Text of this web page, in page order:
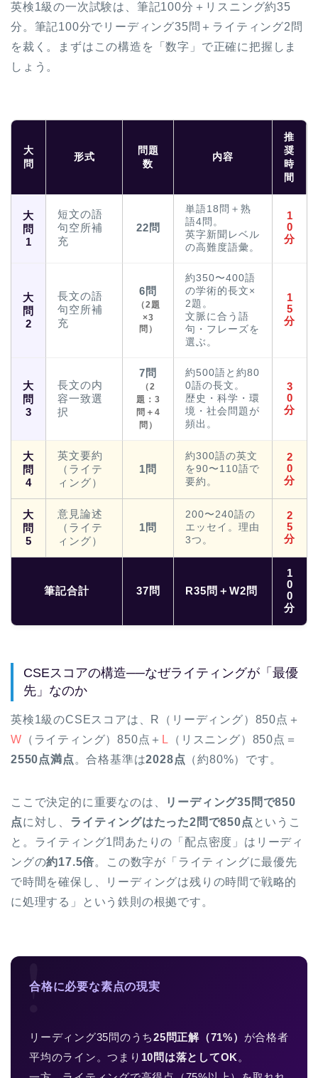
英検1級の一次試験は、筆記100分＋リスニング約35
分。筆記100分でリーディング35問＋ライティング2問
を裁く。まずはこの構造を「数字」で正確に把握しま
しょう。
大
問
形式
問題
数
内容
推
奨
時
間
大
問
1
短文の語
句空所補
充
22問
単語18問＋熟
語4問。
英字新聞レベル
の高難度語彙。
1
0
分
大
問
2
長文の語
句空所補
充
6問
（2題
×3
問）
約350〜400語
の学術的長文×
2題。
文脈に合う語
句・フレーズを
選ぶ。
1
5
分
大
問
3
長文の内
容一致選
択
7問
（2
題：3
問＋4
問）
約500語と約80
0語の長文。
歴史・科学・環
境・社会問題が
頻出。
3
0
分
大
問
4
英文要約
（ライテ
ィング）
1問
約300語の英文
を90〜110語で
要約。
2
0
分
大
問
5
意見論述
（ライテ
ィング）
1問
200〜240語の
エッセイ。理由
3つ。
2
5
分
筆記合計 37問 R35問＋W2問
1
0
0
分
CSEスコアの構造──なぜライティングが「最優
先」なのか
英検1級のCSEスコアは、R（リーディング）850点＋
W （ライティング）850点＋ L
（リスニング）850点＝
2550点満点 。合格基準は2028点 （約80%）です。
ここで決定的に重要なのは、
リーディング35問で850
点に対し、 ライティングはたった2問で850点 というこ
と。ライティング1問あたりの「配点密度」はリーディ
ングの約17.5倍。この数字が「ライティングに最優先
で時間を確保し、リーディングは残りの時間で戦略的
に処理する」という鉄則の根拠です。
!
合格に必要な素点の現実
リーディング35問のうち25問正解（71%） が合格者
平均のライン。つまり 10問は落としてOK 。